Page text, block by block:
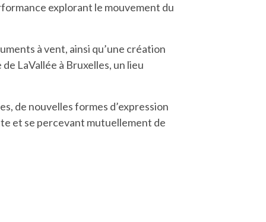
explorant le mouvement du
à vent, ainsi qu’une création
LaVallée à Bruxelles, un lieu
de nouvelles formes d’expression
et se percevant mutuellement de